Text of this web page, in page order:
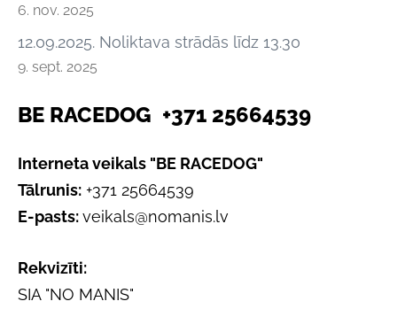
6. nov. 2025
12.09.2025. Noliktava strādās līdz 13.30
9. sept. 2025
BE RACEDOG +371 25664539
Interneta veikals "BE RACEDOG"
Tālrunis: +371 25664539
E-pasts:veikals@nomanis.lv
Rekvizīti:
SIA "NO MANIS"